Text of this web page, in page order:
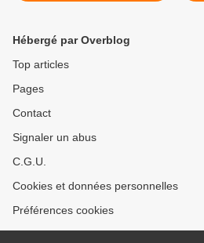
Hébergé par Overblog
Top articles
Pages
Contact
Signaler un abus
C.G.U.
Cookies et données personnelles
Préférences cookies